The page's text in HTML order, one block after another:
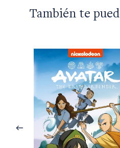
También te